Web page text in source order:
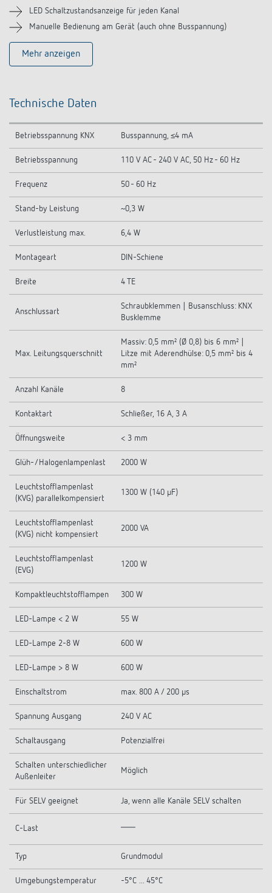
LED Schaltzustandsanzeige für jeden Kanal
Manuelle Bedienung am Gerät (auch ohne Busspannung)
Mehr anzeigen
Technische Daten
Betriebsspannung KNX Busspannung, ≤4 mA
Betriebsspannung 110 V AC - 240 V AC, 50 Hz - 60 Hz
Frequenz 50 - 60 Hz
Stand-by Leistung ~0,3 W
Verlustleistung max. 6,4 W
Montageart DIN-Schiene
Breite 4 TE
Anschlussart
Schraubklemmen | Busanschluss: KNX
Busklemme
Max. Leitungsquerschnitt
Massiv: 0,5 mm² (Ø 0,8) bis 6 mm² |
Litze mit Aderendhülse: 0,5 mm² bis 4
mm²
Anzahl Kanäle 8
Kontaktart Schließer, 16 A, 3 A
Öffnungsweite < 3 mm
Glüh-/Halogenlampenlast 2000 W
Leuchtstofflampenlast
(KVG) parallelkompensiert
1300 W (140 µF)
Leuchtstofflampenlast
(KVG) nicht kompensiert
2000 VA
Leuchtstofflampenlast
(EVG)
1200 W
Kompaktleuchtstofflampen 300 W
LED-Lampe < 2 W 55 W
LED-Lampe 2-8 W 600 W
LED-Lampe > 8 W 600 W
Einschaltstrom max. 800 A / 200 µs
Spannung Ausgang 240 V AC
Schaltausgang Potenzialfrei
Schalten unterschiedlicher
Außenleiter
Möglich
Für SELV geeignet Ja, wenn alle Kanäle SELV schalten
C-Last
Typ Grundmodul
Umgebungstemperatur -5°C ... 45°C